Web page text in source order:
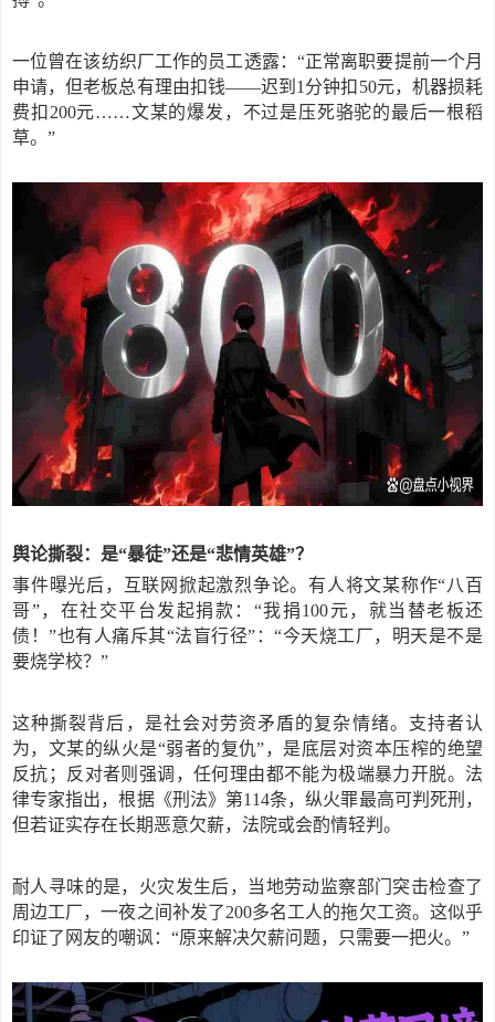
一位曾在该纺织厂工作的员工透露： “正常离职要提前一个月
申请，但老板总有理由扣钱——迟到1分钟扣50元，机器损耗
费扣200元……文某的爆发，不过是压死骆驼的最后一根稻
草。”
舆论撕裂：是“暴徒”还是“悲情英雄”？
事件曝光后，互联网掀起激烈争论。有人将文某称作“八百
哥”，在社交平台发起捐款：“我捐100元，就当替老板还
债！”也有人痛斥其“法盲行径”：“今天烧工厂，明天是不是
要烧学校？”
这种撕裂背后，是社会对劳资矛盾的复杂情绪。支持者认
为，文某的纵火是“弱者的复仇”，是底层对资本压榨的绝望
反抗；反对者则强调，任何理由都不能为极端暴力开脱。法
律专家指出，根据《刑法》第114条，纵火罪最高可判死刑，
但若证实存在长期恶意欠薪，法院或会酌情轻判。
耐人寻味的是，火灾发生后，当地劳动监察部门突击检查了
周边工厂，一夜之间补发了200多名工人的拖欠工资。这似乎
印证了网友的嘲讽：“原来解决欠薪问题，只需要一把火。”